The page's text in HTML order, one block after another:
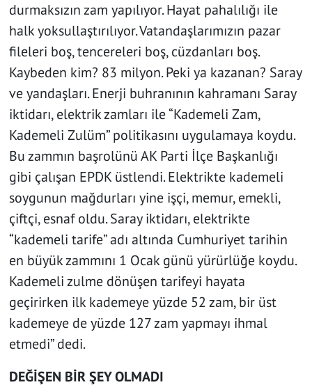
durmaksızın zam yapılıyor. Hayat pahalılığı ile
halk yoksullaştırılıyor. Vatandaşlarımızın pazar
fileleri boş, tencereleri boş, cüzdanları boş.
Kaybeden kim? 83 milyon. Peki ya kazanan? Saray
ve yandaşları. Enerji buhranının kahramanı Saray
iktidarı, elektrik zamları ile “Kademeli Zam,
Kademeli Zulüm” politikasını uygulamaya koydu.
Bu zammın başrolünü AK Parti İlçe Başkanlığı
gibi çalışan EPDK üstlendi. Elektrikte kademeli
soygunun mağdurları yine işçi, memur, emekli,
çiftçi, esnaf oldu. Saray iktidarı, elektrikte
“kademeli tarife” adı altında Cumhuriyet tarihin
en büyük zammını 1 Ocak günü yürürlüğe koydu.
Kademeli zulme dönüşen tarifeyi hayata
geçirirken ilk kademeye yüzde 52 zam, bir üst
kademeye de yüzde 127 zam yapmayı ihmal
etmedi” dedi.
DEĞİŞEN BİR ŞEY OLMADI